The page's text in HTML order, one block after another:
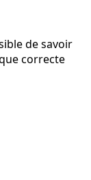
de savoir
correcte